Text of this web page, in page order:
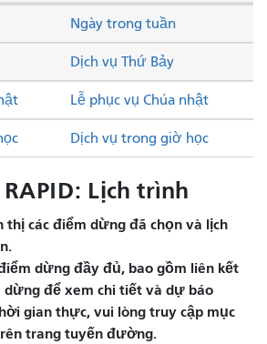
Dịch vụ Thứ Bảy
Lễ phục vụ Chúa nhật
Ngày trong tuần
Dịch vụ trong giờ học
RAPID: Lịch trình
thị các điểm dừng đã chọn và lịch
dừng đầy đủ, bao gồm liên kết
dừng để xem chi tiết và dự báo
gian thực, vui lòng truy cập mục
trang tuyến đường.